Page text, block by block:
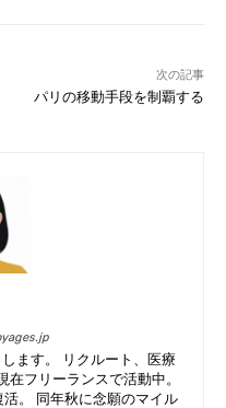
次の記事
パリの移動手段を制覇する
ます。 リクルート、医療
フリーランスで活動中。
。 同年秋に念願のマイル